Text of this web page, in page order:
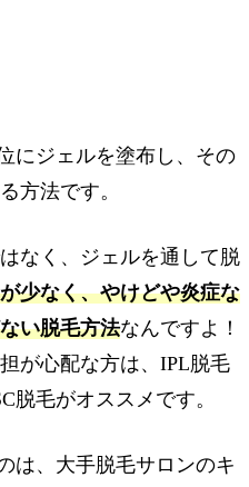
にジェルを塗布し、その
方法です。
なく、ジェルを通して脱
少なく、やけどや炎症な
い脱毛方法なんですよ！
が心配な方は、IPL脱毛
脱毛がオススメです。
は、大手脱毛サロンのキ